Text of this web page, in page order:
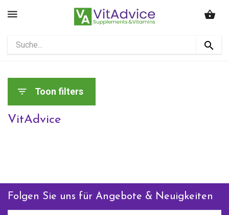
Toon filters
VitAdvice
Folgen Sie uns für Angebote & Neuigkeiten